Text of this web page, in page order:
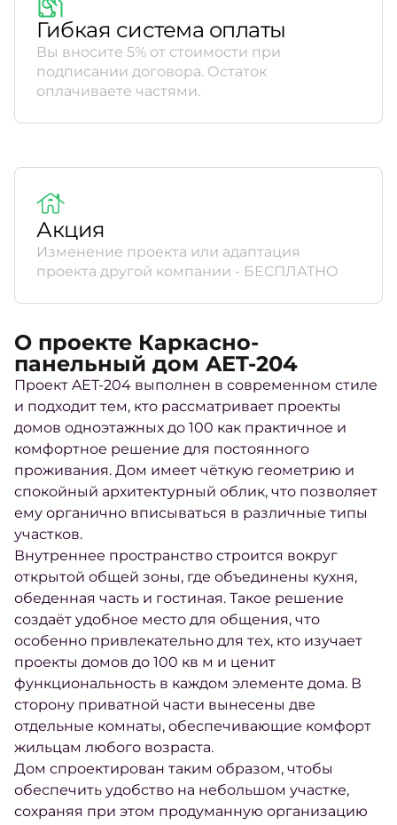
Гибкая система оплаты
Вы вносите 5% от стоимости при
подписании договора. Остаток
оплачиваете частями.
Акция
Изменение проекта или адаптация
проекта другой компании - БЕСПЛАТНО
О проекте Каркасно-
панельный дом AET-204
Проект AET-204 выполнен в современном стиле
и подходит тем, кто рассматривает проекты
домов одноэтажных до 100 как практичное и
комфортное решение для постоянного
проживания. Дом имеет чёткую геометрию и
спокойный архитектурный облик, что позволяет
ему органично вписываться в различные типы
участков.
Внутреннее пространство строится вокруг
открытой общей зоны, где объединены кухня,
обеденная часть и гостиная. Такое решение
создаёт удобное место для общения, что
особенно привлекательно для тех, кто изучает
проекты домов до 100 кв м и ценит
функциональность в каждом элементе дома. В
сторону приватной части вынесены две
отдельные комнаты, обеспечивающие комфорт
жильцам любого возраста.
Дом спроектирован таким образом, чтобы
обеспечить удобство на небольшом участке,
сохраняя при этом продуманную организацию